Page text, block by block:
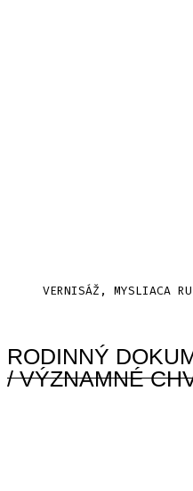
VERNISÁŽ, MYSLIACA
RODINNÝ
/ VÝZNAMNÉ